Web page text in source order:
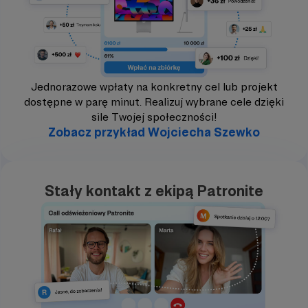
Jednorazowe wpłaty na konkretny cel lub projekt
dostępne w parę minut. Realizuj wybrane cele dzięki
sile Twojej społeczności!
Zobacz przykład Wojciecha Szewko
Stały kontakt z ekipą Patronite